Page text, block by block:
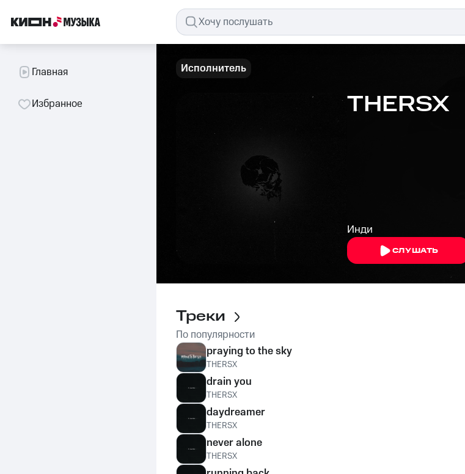
Главная
Избранное
Исполнитель
THERSX
Инди
СЛУШАТЬ
Треки
По популярности
praying to the sky
THERSX
drain you
THERSX
daydreamer
THERSX
never alone
THERSX